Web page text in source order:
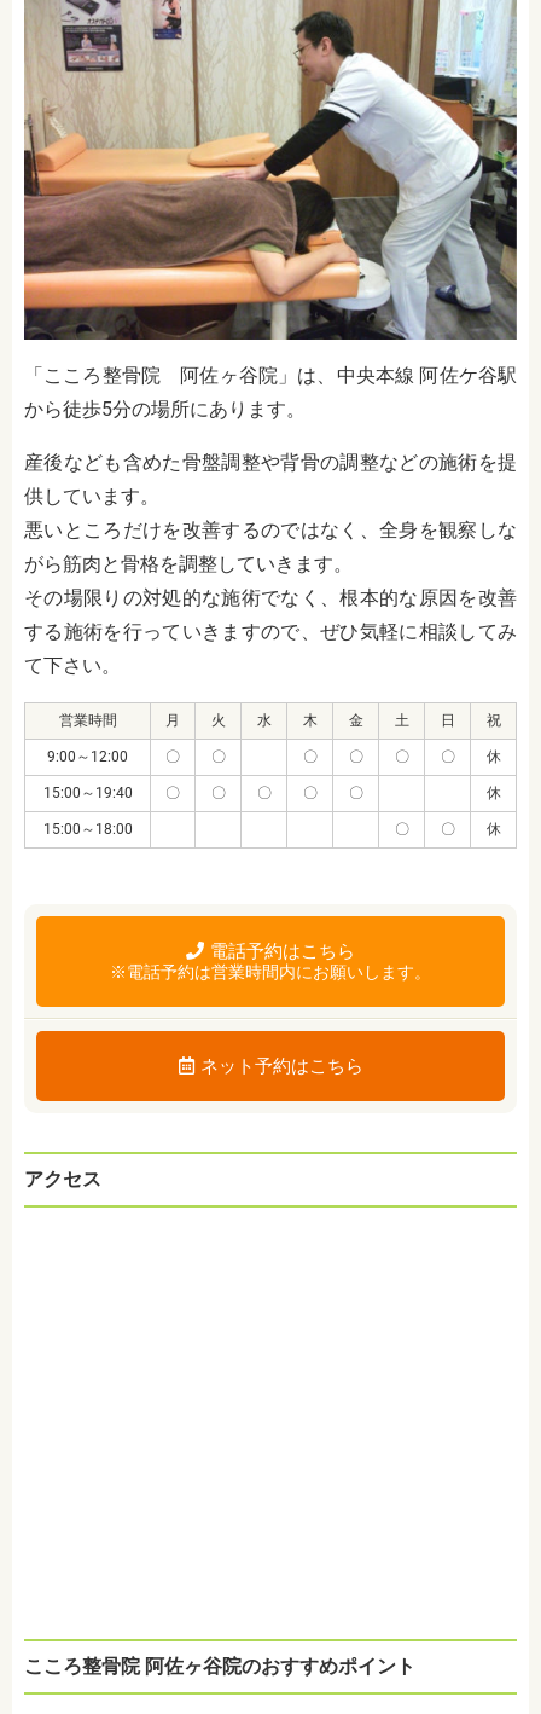
「こころ整骨院 阿佐ヶ谷院」は、中央本線 阿佐ケ谷駅
から徒歩5分の場所にあります。
産後なども含めた骨盤調整や背骨の調整などの施術を提
供しています。
悪いところだけを改善するのではなく、全身を観察しな
がら筋肉と骨格を調整していきます。
その場限りの対処的な施術でなく、根本的な原因を改善
する施術を行っていきますので、ぜひ気軽に相談してみ
て下さい。
営業時間 月 火 水 木 金 土 日 祝
9:00～12:00 〇 〇 〇 〇 〇 〇 休
15:00～19:40 〇 〇 〇 〇 〇 休
15:00～18:00 〇 〇 休
電話予約はこちら
※電話予約は営業時間内にお願いします。
ネット予約はこちら
アクセス
こころ整骨院 阿佐ヶ谷院のおすすめポイント